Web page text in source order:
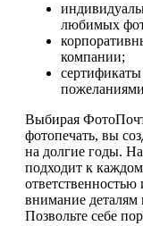
любимых
компании;
Выбирая
фотопечать, вы
на долгие годы.
подходит к
внимание деталям
Позвольте себе